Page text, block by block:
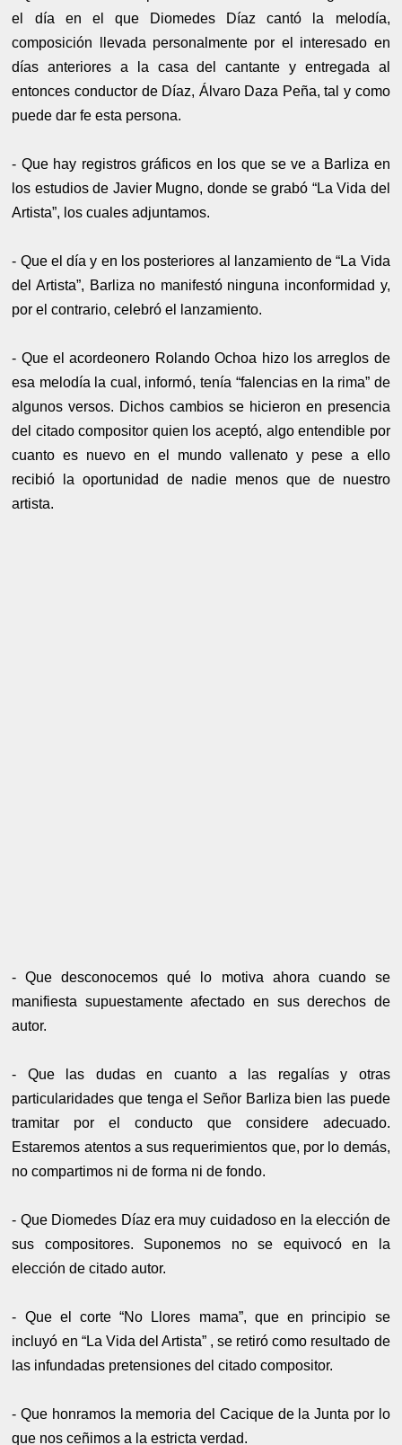
el día en el que Diomedes Díaz cantó la melodía,
composición llevada personalmente por el interesado en
días anteriores a la casa del cantante y entregada al
entonces conductor de Díaz, Álvaro Daza Peña, tal y como
puede dar fe esta persona.
- Que hay registros gráficos en los que se ve a Barliza en
los estudios de Javier Mugno, donde se grabó “La Vida del
Artista”, los cuales adjuntamos.
- Que el día y en los posteriores al lanzamiento de “La Vida
del Artista”, Barliza no manifestó ninguna inconformidad y,
por el contrario, celebró el lanzamiento.
- Que el acordeonero Rolando Ochoa hizo los arreglos de
esa melodía la cual, informó, tenía “falencias en la rima” de
algunos versos. Dichos cambios se hicieron en presencia
del citado compositor quien los aceptó, algo entendible por
cuanto es nuevo en el mundo vallenato y pese a ello
recibió la oportunidad de nadie menos que de nuestro
artista.
- Que desconocemos qué lo motiva ahora cuando se
manifiesta supuestamente afectado en sus derechos de
autor.
- Que las dudas en cuanto a las regalías y otras
particularidades que tenga el Señor Barliza bien las puede
tramitar por el conducto que considere adecuado.
Estaremos atentos a sus requerimientos que, por lo demás,
no compartimos ni de forma ni de fondo.
- Que Diomedes Díaz era muy cuidadoso en la elección de
sus compositores. Suponemos no se equivocó en la
elección de citado autor.
- Que el corte “No Llores mama”, que en principio se
incluyó en “La Vida del Artista” , se retiró como resultado de
las infundadas pretensiones del citado compositor.
- Que honramos la memoria del Cacique de la Junta por lo
que nos ceñimos a la estricta verdad.